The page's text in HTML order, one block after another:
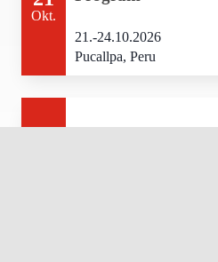
Okt.
21.-24.10.2026
Pucallpa, Peru